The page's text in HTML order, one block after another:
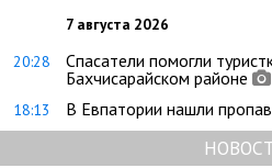
7 августа 2026
20:28
Спасатели помогли
Бахчисарайском районе
18:13 В Евпатории нашли